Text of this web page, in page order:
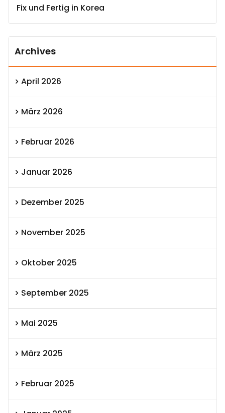
Fix und Fertig in Korea
Archives
April 2026
März 2026
Februar 2026
Januar 2026
Dezember 2025
November 2025
Oktober 2025
September 2025
Mai 2025
März 2025
Februar 2025